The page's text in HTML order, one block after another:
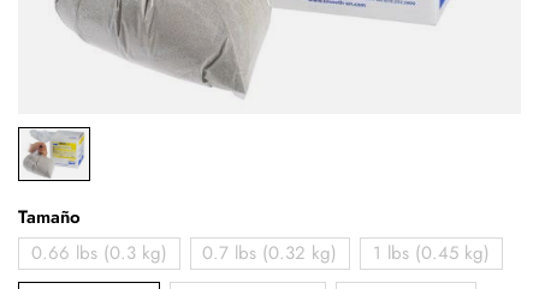
Tamaño
0.66 lbs (0.3 kg)
0.7 lbs (0.32 kg)
1 lbs (0.45 kg)